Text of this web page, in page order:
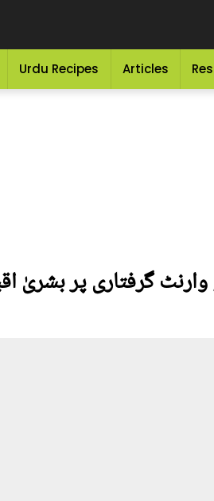
Urdu Recipes Articles
گرفتاری پر بشریٰ